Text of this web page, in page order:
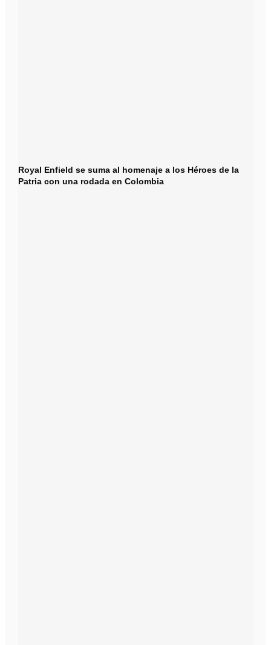
Royal Enfield se suma al homenaje a los Héroes de la
Patria con una rodada en Colombia